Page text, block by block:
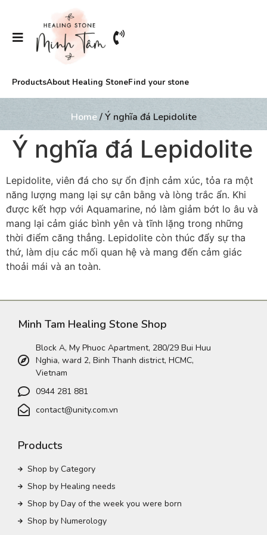
ProductsAbout Healing StoneFind your stone
Home/ Ý nghĩa đá Lepidolite
Ý nghĩa đá Lepidolite
Lepidolite, viên đá cho sự ổn định cảm xúc, tỏa ra một
năng lượng mang lại sự cân bằng và lòng trắc ẩn. Khi
được kết hợp với Aquamarine, nó làm giảm bớt lo âu và
mang lại cảm giác bình yên và tĩnh lặng trong những
thời điểm căng thẳng. Lepidolite còn thúc đẩy sự tha
thứ, làm dịu các mối quan hệ và mang đến cảm giác
thoải mái và an toàn.
Minh Tam Healing Stone Shop
Block A, My Phuoc Apartment, 280/29 Bui Huu
Nghia, ward 2, Binh Thanh district, HCMC,
Vietnam
0944 281 881
contact@unity.com.vn
Products
Shop by Category
Shop by Healing needs
Shop by Day of the week you were born
Shop by Numerology